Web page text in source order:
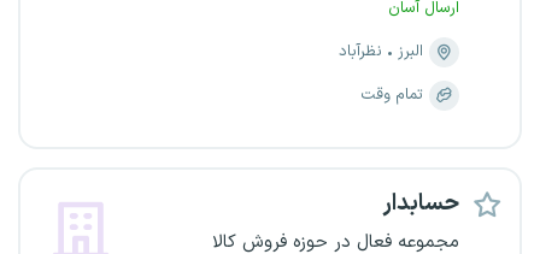
ارسال آسان
البرز
نظرآباد
تمام وقت
حسابدار
مجموعه فعال در حوزه فروش کالا